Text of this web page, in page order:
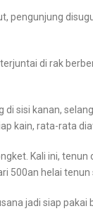
pengunjung
di rak
sisi kanan,
kain, rata-rata
Kali ini,
500an helai
jadi siap pakai